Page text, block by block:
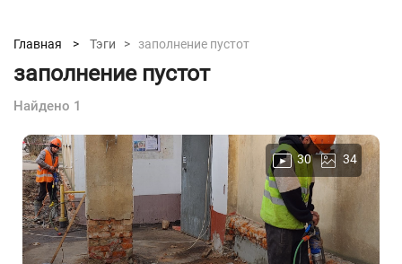
Главная > Тэги > заполнение пустот
заполнение пустот
Найдено 1
30 34